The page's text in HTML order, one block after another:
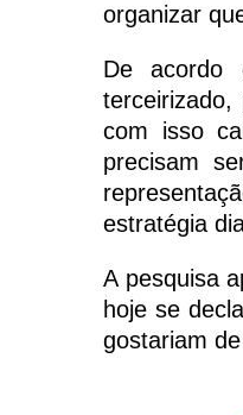
organizar
De acordo
com isso
precisam
estratégia
A pesquisa
hoje se
gostariam